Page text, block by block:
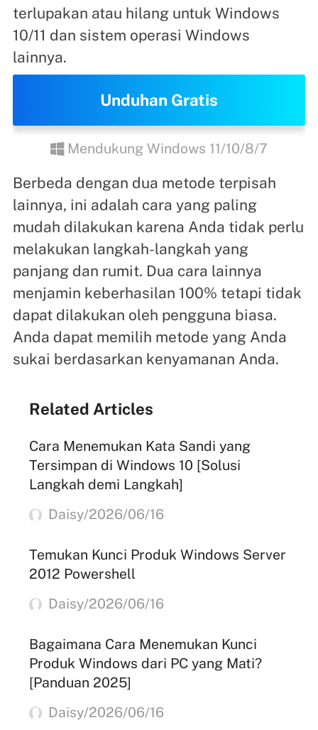
terlupakan atau hilang untuk Windows
10/11 dan sistem operasi Windows
lainnya.
Unduhan Gratis
Mendukung Windows 11/10/8/7
Berbeda dengan dua metode terpisah
lainnya, ini adalah cara yang paling
mudah dilakukan karena Anda tidak perlu
melakukan langkah-langkah yang
panjang dan rumit. Dua cara lainnya
menjamin keberhasilan 100% tetapi tidak
dapat dilakukan oleh pengguna biasa.
Anda dapat memilih metode yang Anda
sukai berdasarkan kenyamanan Anda.
Related Articles
Cara Menemukan Kata Sandi yang
Tersimpan di Windows 10 [Solusi
Langkah demi Langkah]
Daisy/2026/06/16
Temukan Kunci Produk Windows Server
2012 Powershell
Daisy/2026/06/16
Bagaimana Cara Menemukan Kunci
Produk Windows dari PC yang Mati?
[Panduan 2025]
Daisy/2026/06/16